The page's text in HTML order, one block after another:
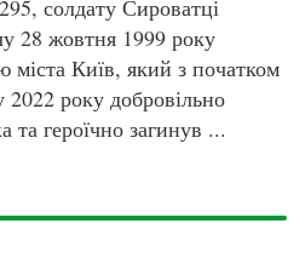
солдату Сироватці
28 жовтня 1999 року
Київ, який з початком
року добровільно
та героїчно загинув ...